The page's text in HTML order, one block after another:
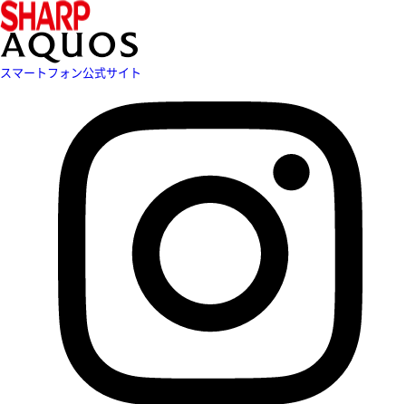
スマートフォン公式サイト